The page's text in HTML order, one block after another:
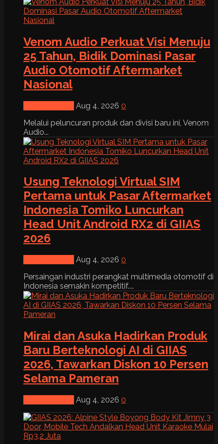
Venom Audio Perkuat Visi Menuju
25 Tahun, Bidik Dominasi Pasar
Audio Otomotif Aftermarket
Nasional
Aug 4, 2026 0
Melalui peluncuran produk dan divisi baru ini, Venom
Audio...
Usung Teknologi Virtual SIM
Pertama untuk Pasar Aftermarket
Indonesia Tomiko Luncurkan
Head Unit Android RX2 di GIIAS
2026
Aug 4, 2026 0
Persaingan industri perangkat multimedia otomotif di
Indonesia semakin kompetitif....
Mirai dan Asuka Hadirkan Produk
Baru Berteknologi AI di GIIAS
2026, Tawarkan Diskon 10 Persen
Selama Pameran
Aug 4, 2026 0